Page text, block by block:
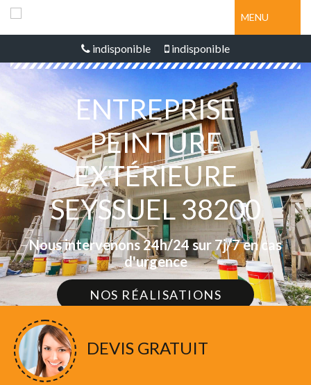
MENU
indisponible indisponible
ENTREPRISE
PEINTURE
EXTÉRIEURE
SEYSSUEL 38200
Nous intervenons 24h/24 sur 7j/7 en cas
d'urgence
NOS RÉALISATIONS
DEVIS GRATUIT